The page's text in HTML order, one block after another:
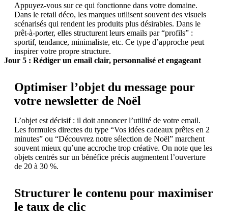
Appuyez-vous sur ce qui fonctionne dans votre domaine.
Dans le retail déco, les marques utilisent souvent des visuels
scénarisés qui rendent les produits plus désirables. Dans le
prêt-à-porter, elles structurent leurs emails par “profils” :
sportif, tendance, minimaliste, etc. Ce type d’approche peut
inspirer votre propre structure.
Jour 5 : Rédiger un email clair, personnalisé et engageant
Optimiser l’objet du message pour
votre newsletter de Noël
L’objet est décisif : il doit annoncer l’utilité de votre email.
Les formules directes du type “Vos idées cadeaux prêtes en 2
minutes” ou “Découvrez notre sélection de Noël” marchent
souvent mieux qu’une accroche trop créative. On note que les
objets centrés sur un bénéfice précis augmentent l’ouverture
de 20 à 30 %.
Structurer le contenu pour maximiser
le taux de clic